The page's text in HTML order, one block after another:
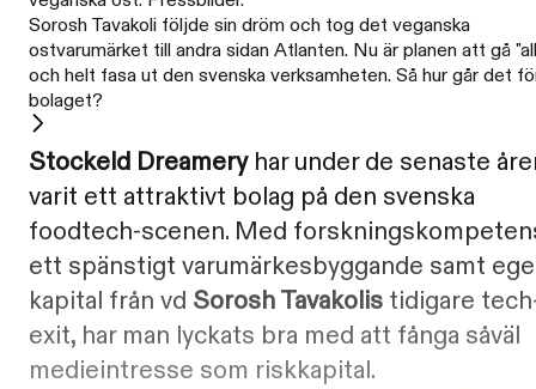
Sorosh Tavakoli följde sin dröm och tog det veganska
ostvarumärket till andra sidan Atlanten. Nu är planen att gå
och helt fasa ut den svenska verksamheten. Så hur går det
bolaget?
Stockeld Dreameryhar under de senaste
varit ett attraktivt bolag på den svenska
foodtech-scenen. Med
ett spänstigt varumärkesbyggande samt
kapital från vd Sorosh Tavakolis tidigare
exit, har man lyckats bra med att fånga såväl
medieintresse som riskkapital.